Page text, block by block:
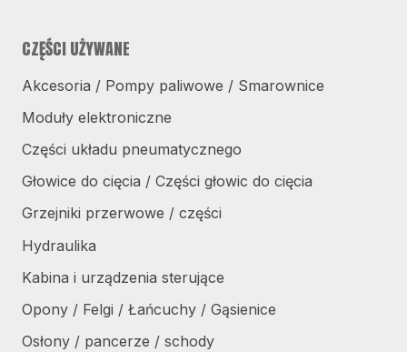
CZĘŚCI UŻYWANE
Akcesoria / Pompy paliwowe / Smarownice
Moduły elektroniczne
Części układu pneumatycznego
Głowice do cięcia / Części głowic do cięcia
Grzejniki przerwowe / części
Hydraulika
Kabina i urządzenia sterujące
Opony / Felgi / Łańcuchy / Gąsienice
Osłony / pancerze / schody